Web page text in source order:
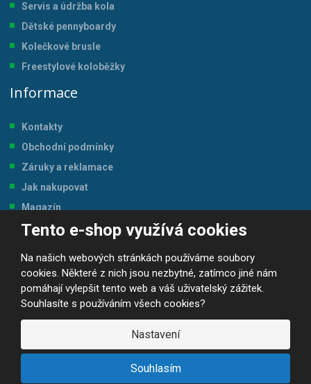
Tento e-shop využívá cookies
Na našich webových stránkách používáme soubory
cookies. Některé z nich jsou nezbytné, zatímco jiné nám
pomáhají vylepšit tento web a váš uživatelský zážitek.
Souhlasíte s používáním všech cookies?
Nastavení
Souhlasím
Servis a údržba kola
Dětské pennyboardy
Kolečkové brusle
Freestylové koloběžky
Informace
Kontakty
Obchodní podmínky
Záruky a reklamace
Jak nakupovat
Magazín
Tabulka velikostí
© 2026, JP-SPORT.CZ SPORTOVNÍ POTŘEBY
Prohlášení o přístupnosti |Mapa stránek ||GDPR
VYROBILA
R